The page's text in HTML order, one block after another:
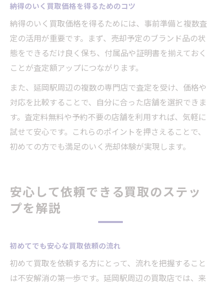
納得のいく買取価格を得るためのコツ
納得のいく買取価格を得るためには、事前準備と複数査
定の活用が重要です。まず、売却予定のブランド品の状
態をできるだけ良く保ち、付属品や証明書を揃えておく
ことが査定額アップにつながります。
また、延岡駅周辺の複数の専門店で査定を受け、価格や
対応を比較することで、自分に合った店舗を選択できま
す。査定料無料や予約不要の店舗を利用すれば、気軽に
試せて安心です。これらのポイントを押さえることで、
初めての方でも満足のいく売却体験が実現します。
安心して依頼できる買取のステッ
プを解説
初めてでも安心な買取依頼の流れ
初めて買取を依頼する方にとって、流れを把握すること
は不安解消の第一歩です。延岡駅周辺の買取店では、来